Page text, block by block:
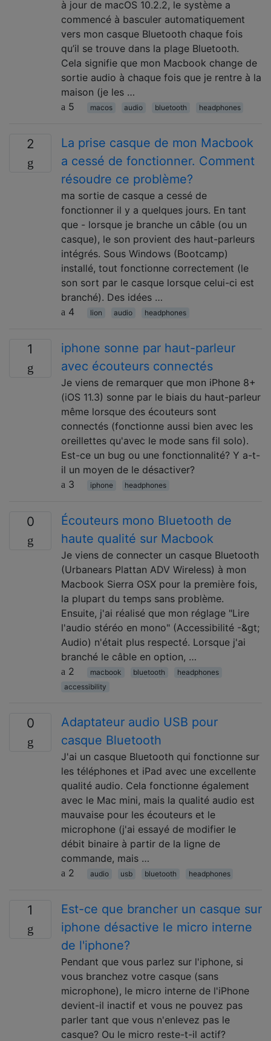
à jour de macOS 10.2.2, le système a
commencé à basculer automatiquement
vers mon casque Bluetooth chaque fois
qu’il se trouve dans la plage Bluetooth.
Cela signifie que mon Macbook change de
sortie audio à chaque fois que je rentre à la
maison (je les …
5
macos audio bluetooth headphones
2
La prise casque de mon Macbook
a cessé de fonctionner. Comment
résoudre ce problème?
ma sortie de casque a cessé de
fonctionner il y a quelques jours. En tant
que - lorsque je branche un câble (ou un
casque), le son provient des haut-parleurs
intégrés. Sous Windows (Bootcamp)
installé, tout fonctionne correctement (le
son sort par le casque lorsque celui-ci est
branché). Des idées …
4
lion audio headphones
1
iphone sonne par haut-parleur
avec écouteurs connectés
Je viens de remarquer que mon iPhone 8+
(iOS 11.3) sonne par le biais du haut-parleur
même lorsque des écouteurs sont
connectés (fonctionne aussi bien avec les
oreillettes qu'avec le mode sans fil solo).
Est-ce un bug ou une fonctionnalité? Y a-t-
il un moyen de le désactiver?
3
iphone headphones
0
Écouteurs mono Bluetooth de
haute qualité sur Macbook
Je viens de connecter un casque Bluetooth
(Urbanears Plattan ADV Wireless) à mon
Macbook Sierra OSX pour la première fois,
la plupart du temps sans problème.
Ensuite, j'ai réalisé que mon réglage "Lire
l'audio stéréo en mono" (Accessibilité -&gt;
Audio) n'était plus respecté. Lorsque j'ai
branché le câble en option, …
2
macbook bluetooth
headphones
accessibility
0
Adaptateur audio USB pour
casque Bluetooth
J'ai un casque Bluetooth qui fonctionne sur
les téléphones et iPad avec une excellente
qualité audio. Cela fonctionne également
avec le Mac mini, mais la qualité audio est
mauvaise pour les écouteurs et le
microphone (j'ai essayé de modifier le
débit binaire à partir de la ligne de
commande, mais …
2
audio usb bluetooth headphones
1
Est-ce que brancher un casque sur
iphone désactive le micro interne
de l'iphone?
Pendant que vous parlez sur l'iphone, si
vous branchez votre casque (sans
microphone), le micro interne de l'iPhone
devient-il inactif et vous ne pouvez pas
parler tant que vous n'enlevez pas le
casque? Ou le micro reste-t-il actif?